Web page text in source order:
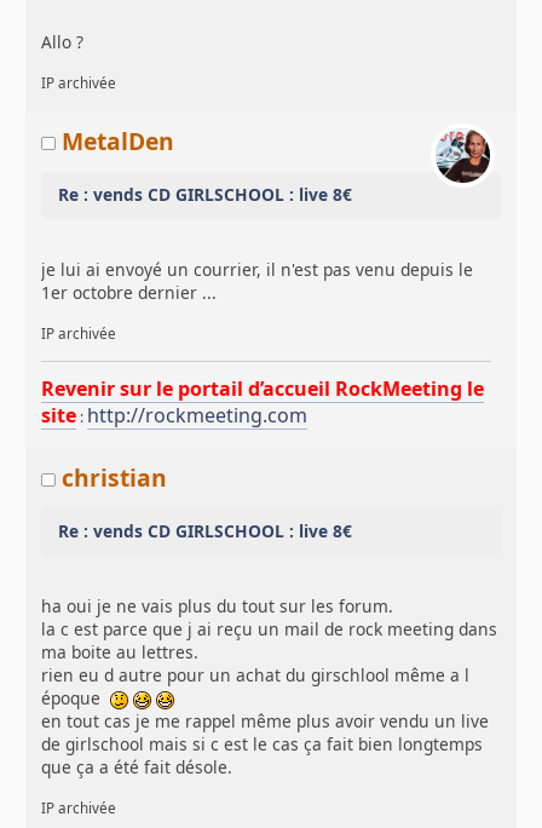
Allo ?
IP archivée
MetalDen
Re : vends CD GIRLSCHOOL : live 8€
je lui ai envoyé un courrier, il n'est pas venu depuis le
1er octobre dernier ...
IP archivée
Revenir sur le portail d’accueil RockMeeting le
site : http://rockmeeting.com
christian
Re : vends CD GIRLSCHOOL : live 8€
ha oui je ne vais plus du tout sur les forum.
la c est parce que j ai reçu un mail de rock meeting dans
ma boite au lettres.
rien eu d autre pour un achat du girschlool même a l
époque
en tout cas je me rappel même plus avoir vendu un live
de girlschool mais si c est le cas ça fait bien longtemps
que ça a été fait désole.
IP archivée